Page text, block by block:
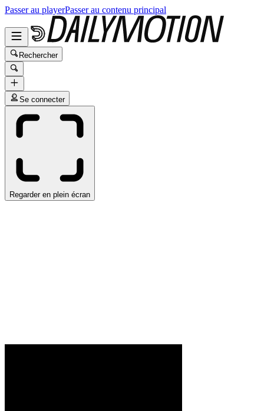
Passer au playerPasser au contenu principal
Rechercher
Se connecter
Regarder en plein écran